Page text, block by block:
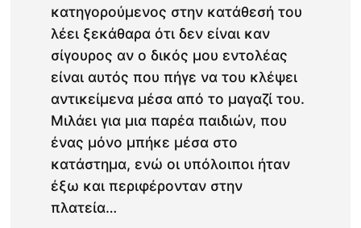
κατηγορούμενος στην κατάθεσή του
λέει ξεκάθαρα ότι δεν είναι καν
σίγουρος αν ο δικός μου εντολέας
είναι αυτός που πήγε να του κλέψει
αντικείμενα μέσα από το μαγαζί του.
Μιλάει για μια παρέα παιδιών, που
ένας μόνο μπήκε μέσα στο
κατάστημα, ενώ οι υπόλοιποι ήταν
έξω και περιφέρονταν στην
πλατεία…